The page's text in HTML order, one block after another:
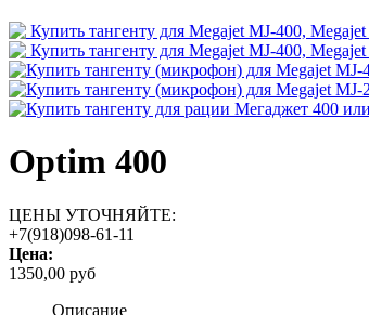
Optim 400
ЦЕНЫ УТОЧНЯЙТЕ:
+7(918)098-61-11
Цена:
1350,00 руб
Описание